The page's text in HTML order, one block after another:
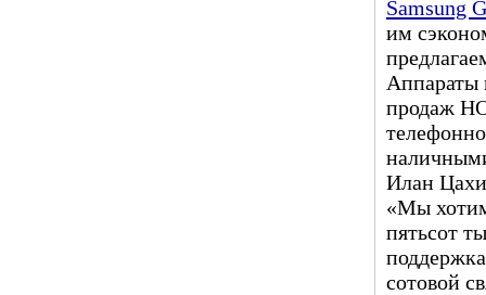
Samsung
им
Аппараты
продаж
Илан
«Мы
пятьсот
сотовой